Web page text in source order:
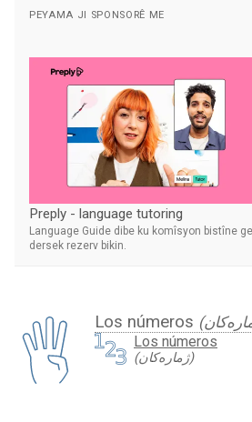
Los números
Los números
(ژمارەكان)
PEYAMA JI SPONSORÊ ME
Preply - language tutoring
Language Guide dibe ku komîsyon bistîne
dersek rezerv bikin.